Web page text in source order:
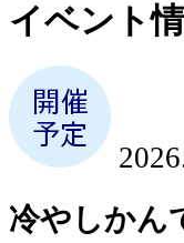
イベント
冷やしかん